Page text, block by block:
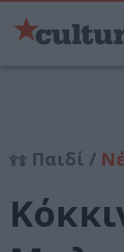
Παιδί /